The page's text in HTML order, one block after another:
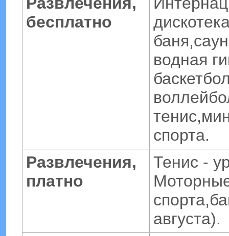
бесплатно
водная
спорта.
Развлечения,
платно
Тенис -
августа).